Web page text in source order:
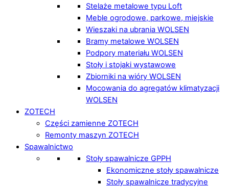
Stelaże metalowe typu Loft
Meble ogrodowe, parkowe, miejskie
Wieszaki na ubrania WOLSEN
Bramy metalowe WOLSEN
Podpory materiału WOLSEN
Stoły i stojaki wystawowe
Zbiorniki na wióry WOLSEN
Mocowania do agregatów klimatyzacji
WOLSEN
ZOTECH
Części zamienne ZOTECH
Remonty maszyn ZOTECH
Spawalnictwo
Stoły spawalnicze GPPH
Ekonomiczne stoły spawalnicze
Stoły spawalnicze tradycyjne